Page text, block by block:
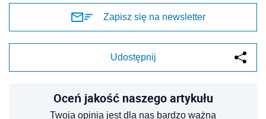
Zapisz się na newsletter
Udostępnij
Oceń jakość naszego artykułu
Twoja opinia jest dla nas bardzo ważna